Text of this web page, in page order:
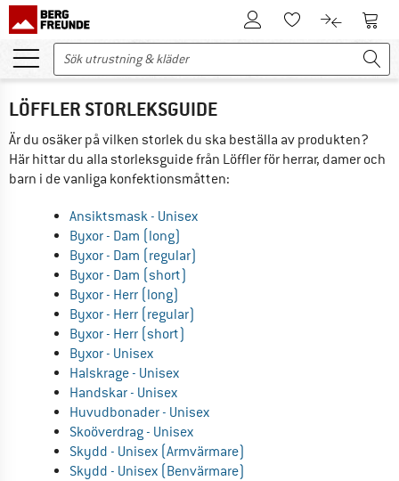
Till kundkontotTill minneslistan.
Till Till
LÖFFLER STORLEKSGUIDE
Är du osäker på vilken storlek du ska beställa av produkten?
Här hittar du alla storleksguide från Löffler för herrar, damer och
barn i de vanliga konfektionsmåtten:
Ansiktsmask - Unisex
Byxor - Dam (long)
Byxor - Dam (regular)
Byxor - Dam (short)
Byxor - Herr (long)
Byxor - Herr (regular)
Byxor - Herr (short)
Byxor - Unisex
Halskrage - Unisex
Handskar - Unisex
Huvudbonader - Unisex
Skoöverdrag - Unisex
Skydd - Unisex (Armvärmare)
Skydd - Unisex (Benvärmare)